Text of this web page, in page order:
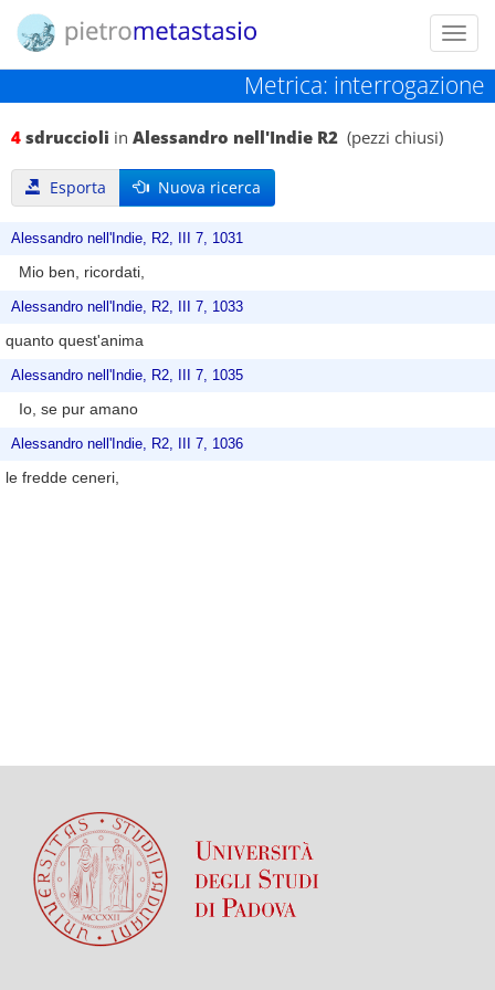
Metrica: interrogazione
4 sdruccioli in Alessandro nell'Indie R2 (pezzi chiusi)
Esporta Nuova ricerca
Alessandro nell'Indie, R2, III 7, 1031
Mio ben, ricordati,
Alessandro nell'Indie, R2, III 7, 1033
quanto quest'anima
Alessandro nell'Indie, R2, III 7, 1035
Io, se pur amano
Alessandro nell'Indie, R2, III 7, 1036
le fredde ceneri,